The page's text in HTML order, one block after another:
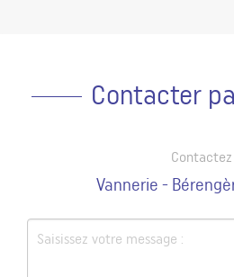
Contacter
Contactez
Vannerie -